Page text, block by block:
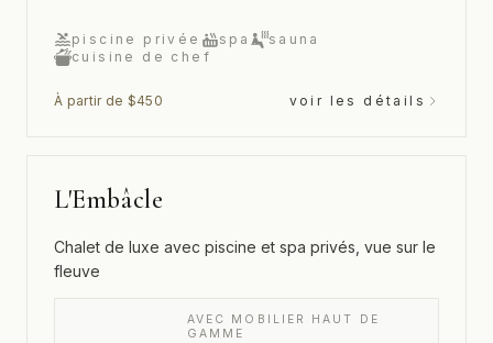
piscine privée spa
sauna
cuisine de chef
À partir de $450 voir les détails
L'Embâcle
Chalet de luxe avec piscine et spa privés, vue sur le
fleuve
AVEC MOBILIER HAUT DE
GAMME